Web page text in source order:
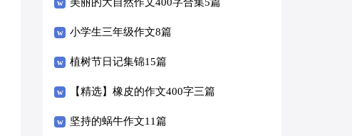
小学生三年级作文8篇
植树节日记集锦15篇
【精选】橡皮的作文400字三篇
坚持的蜗牛作文11篇